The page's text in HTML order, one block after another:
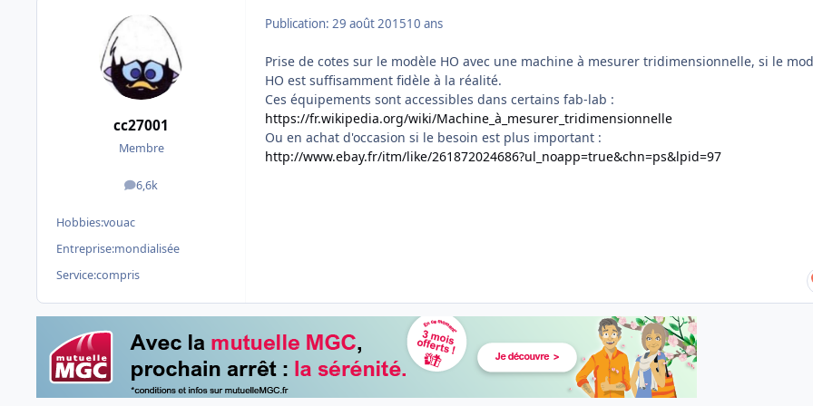
cc27001
Membre
6,6k
messages
Hobbies:vouac
Entreprise:mondialisée
Service:compris
Publication: 29 août 201510 ans
Prise de cotes sur le modèle HO avec une machine à mesurer tridimensionnelle, si le
HO est suffisamment fidèle à la réalité.
Ces équipements sont accessibles dans certains fab-lab :
https://fr.wikipedia.org/wiki/Machine_à_mesurer_tridimensionnelle
Ou en achat d'occasion si le besoin est plus important :
http://www.ebay.fr/itm/like/261872024686?ul_noapp=true&chn=ps&lpid=97